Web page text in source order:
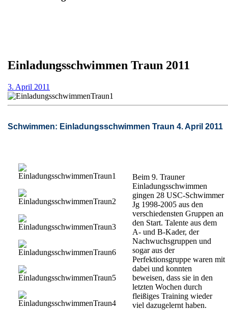
Einladungsschwimmen Traun 2011
3. April 2011
April
2011
Schwimmen: Einladungsschwimmen Traun 4. April 2011
Beim 9. Trauner
Einladungsschwimmen
gingen 28 USC-Schwimmer
Jg 1998-2005 aus den
verschiedensten Gruppen an
den Start. Talente aus dem
A- und B-Kader, der
Nachwuchsgruppen und
sogar aus der
Perfektionsgruppe waren mit
dabei und konnten
beweisen, dass sie in den
letzten Wochen durch
fleißiges Training wieder
viel dazugelernt haben.